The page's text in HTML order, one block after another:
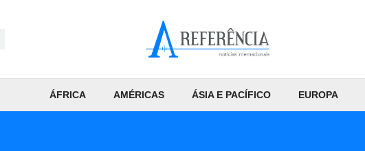
ÁFRICA AMÉRICAS ÁSIA E PACÍFICO EUROPA